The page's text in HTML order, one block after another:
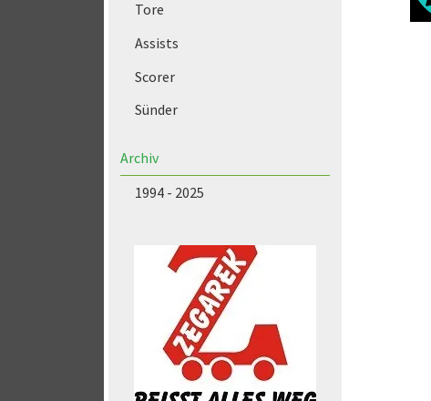
Tore
Assists
Scorer
Sünder
Archiv
1994 - 2025